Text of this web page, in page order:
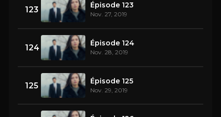
123 Épisode 123
Nov. 27, 2019
124 Épisode 124
Nov. 28, 2019
125 Épisode 125
Nov. 29, 2019